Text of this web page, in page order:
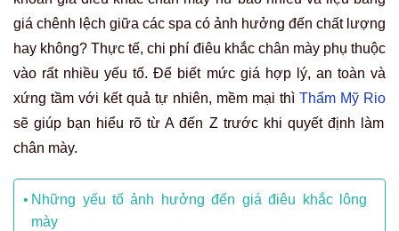
giá chênh lệch giữa các spa có ảnh hưởng đến chất lượng
hay không? Thực tế, chi phí điêu khắc chân mày phụ thuộc
vào rất nhiều yếu tố. Để biết mức giá hợp lý, an toàn và
xứng tầm với kết quả tự nhiên, mềm mại thì Thẩm Mỹ Rio
sẽ giúp bạn hiểu rõ từ A đến Z trước khi quyết định làm
chân mày.
Những yếu tố ảnh hưởng đến giá điêu khắc lông
mày